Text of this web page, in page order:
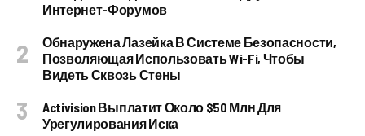
Интернет-Форумов
Обнаружена Лазейка В Системе Безопасности,
Позволяющая Использовать Wi-Fi, Чтобы
Видеть Сквозь Стены
Activision Выплатит Около $50 Млн Для
Урегулирования Иска